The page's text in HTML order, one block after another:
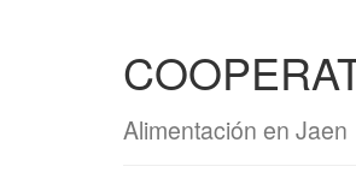
Alimentación en Jaen